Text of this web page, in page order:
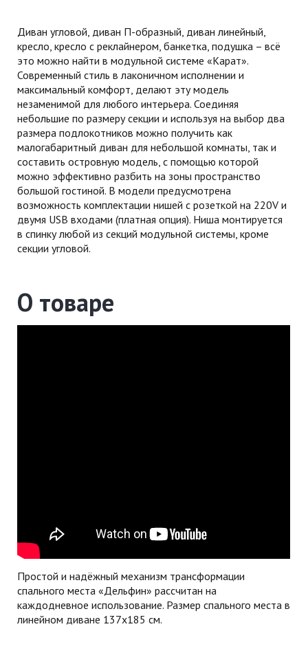
Диван угловой, диван П-образный, диван линейный,
кресло, кресло с реклайнером, банкетка, подушка – всё
это можно найти в модульной системе «Карат».
Современный стиль в лаконичном исполнении и
максимальный комфорт, делают эту модель
незаменимой для любого интерьера. Соединяя
небольшие по размеру секции и используя на выбор два
размера подлокотников можно получить как
малогабаритный диван для небольшой комнаты, так и
составить островную модель, с помощью которой
можно эффективно разбить на зоны пространство
большой гостиной. В модели предусмотрена
возможность комплектации нишей с розеткой на 220V и
двумя USB входами (платная опция). Ниша монтируется
в спинку любой из секций модульной системы, кроме
секции угловой.
О товаре
Простой и надёжный механизм трансформации
спального места «Дельфин» рассчитан на
каждодневное использование. Размер спального места в
линейном диване 137х185 см.